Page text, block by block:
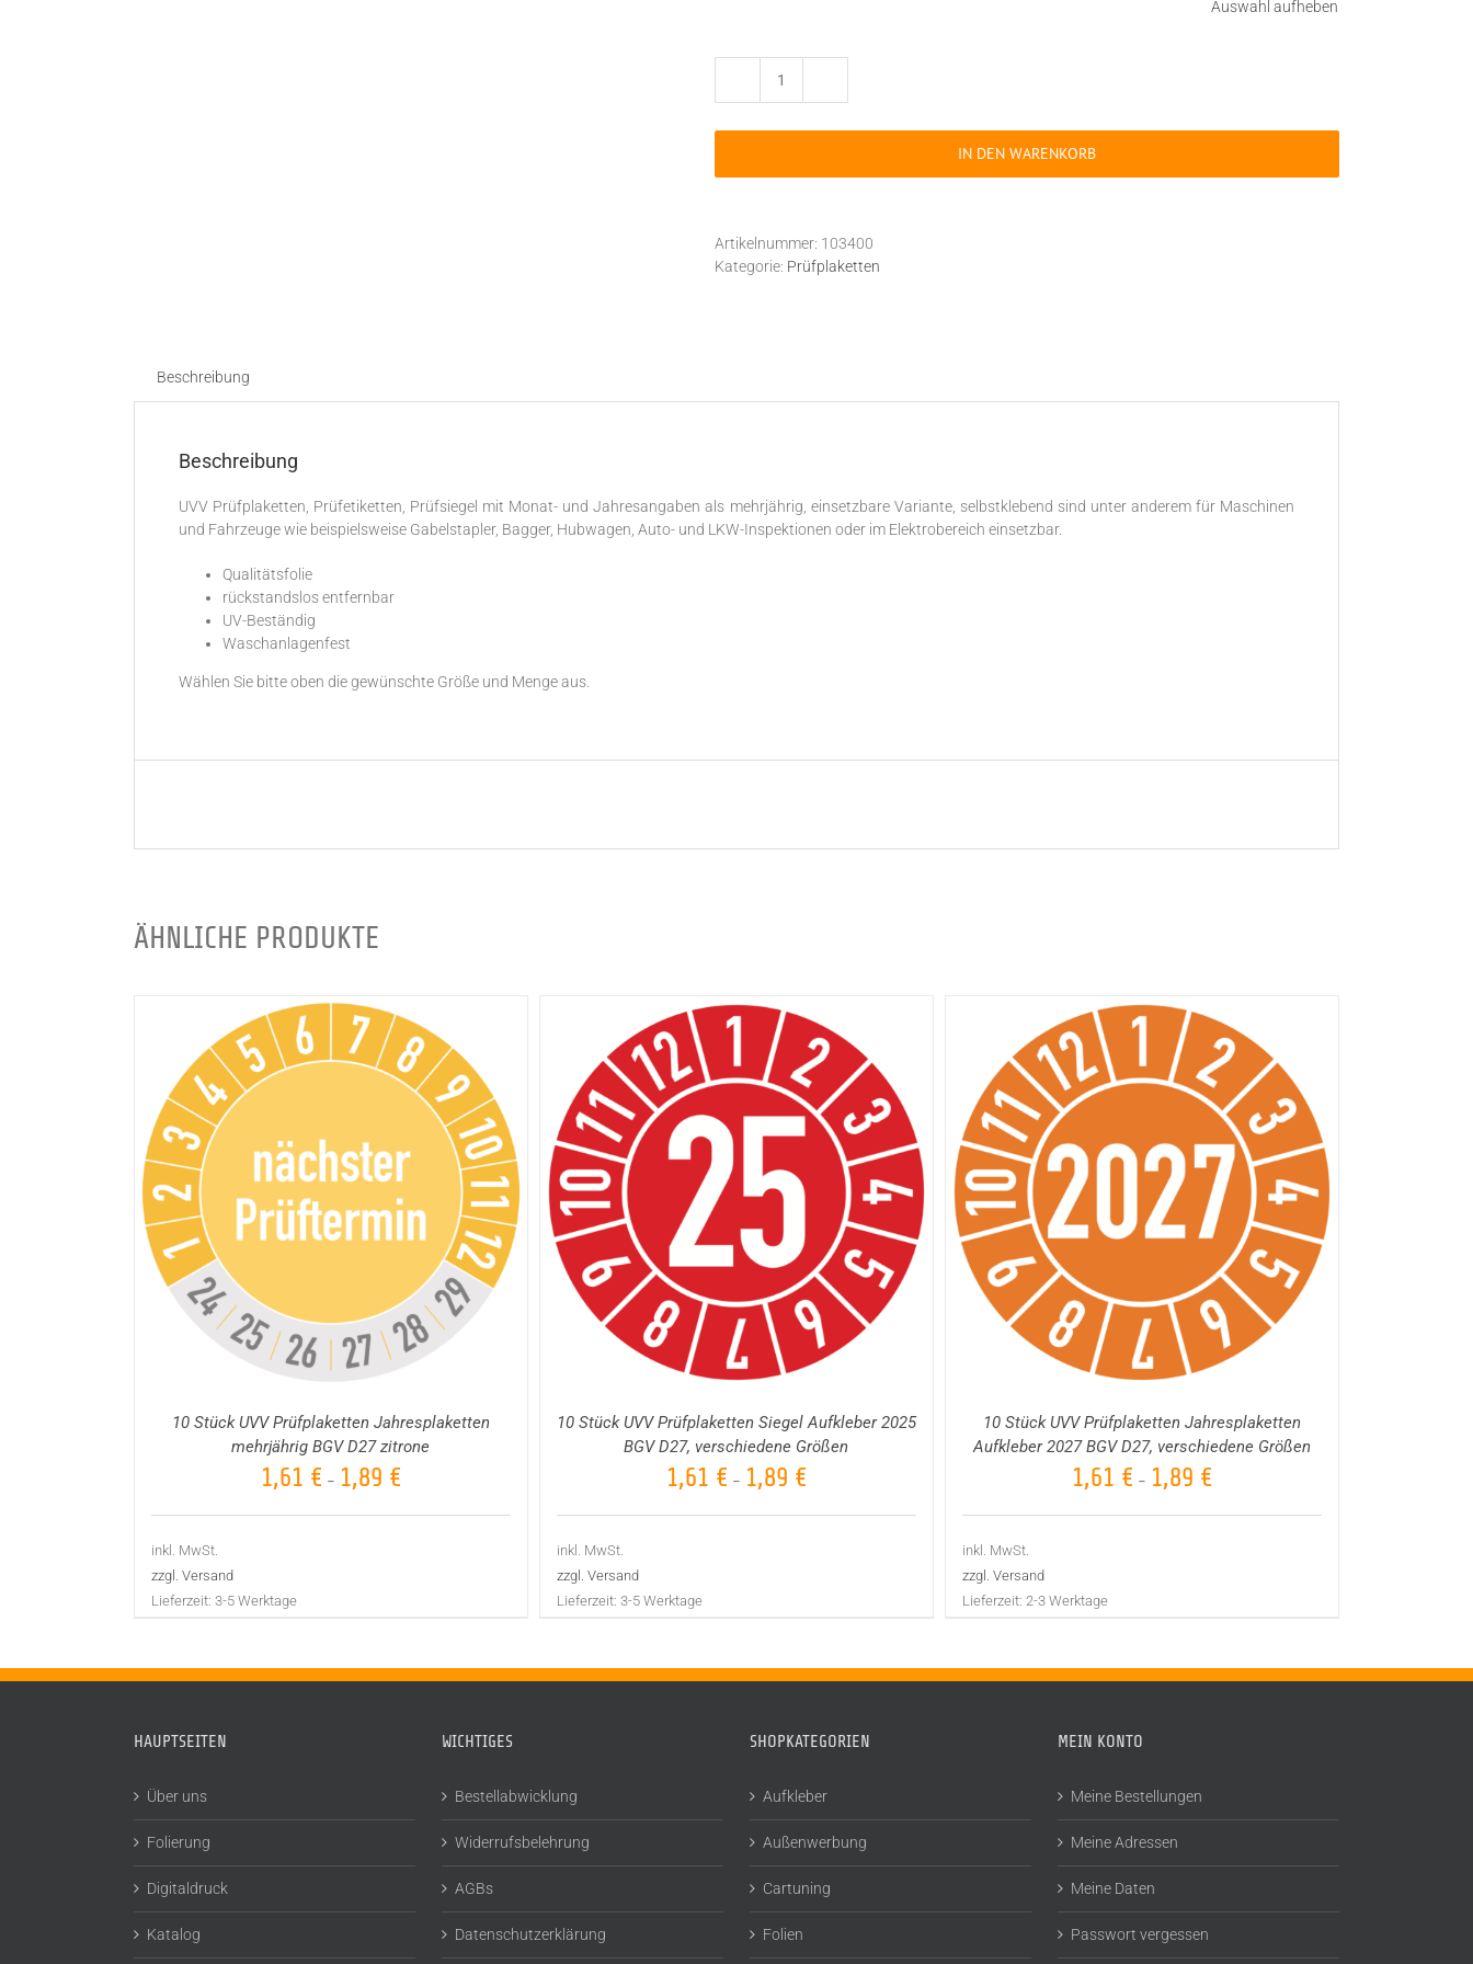
Auswahl aufheben
10
UVV
Jahresplaketten
D27
himbeer
IN DEN WARENKORB
Artikelnummer: 103400
Kategorie: Prüfplaketten
Beschreibung
Beschreibung
UVV Prüfplaketten, Prüfetiketten, Prüfsiegel mit Monat- und Jahresangaben als mehrjährig, einsetzbare Variante, selbstklebend sind unter anderem für Maschinen
und Fahrzeuge wie beispielsweise Gabelstapler, Bagger, Hubwagen, Auto- und LKW-Inspektionen oder im Elektrobereich einsetzbar.
Qualitätsfolie
rückstandslos entfernbar
UV-Beständig
Waschanlagenfest
Wählen Sie bitte oben die gewünschte Größe und Menge aus.
ÄHNLICHE PRODUKTE
10 Stück UVV Prüfplaketten Jahresplaketten
mehrjährig BGV D27 zitrone
1,61 € – 1,89 €
inkl. MwSt.
zzgl. Versand
Lieferzeit: 3-5 Werktage
AUSFÜHRUNG WÄHLEN / DETAILS
10 Stück UVV Prüfplaketten Siegel Aufkleber 2025
BGV D27, verschiedene Größen
1,61 € – 1,89 €
inkl. MwSt.
zzgl. Versand
Lieferzeit: 3-5 Werktage
AUSFÜHRUNG WÄHLEN / DETAILS
10 Stück UVV Prüfplaketten Jahresplaketten
Aufkleber 2027 BGV D27, verschiedene Größen
1,61 € – 1,89 €
inkl. MwSt.
zzgl. Versand
Lieferzeit: 2-3 Werktage
HAUPTSEITEN
Über uns
Folierung
Digitaldruck
Katalog
WICHTIGES
Bestellabwicklung
Widerrufsbelehrung
AGBs
Datenschutzerklärung
SHOPKATEGORIEN
Aufkleber
Außenwerbung
Cartuning
Folien
MEIN KONTO
Meine Bestellungen
Meine Adressen
Meine Daten
Passwort vergessen